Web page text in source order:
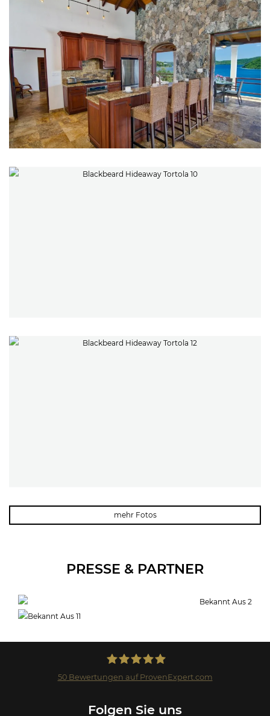
mehr Fotos
PRESSE & PARTNER
50Bewertungen auf ProvenExpert.com
Folgen Sie uns